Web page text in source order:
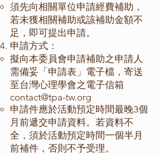
須先向相關單位申請經費補助，
若未獲相關補助或該補助金額不
足，即可提出申請。
申請方式：
擬向本委員會申請補助之申請人
需備妥「申請表」電子檔，寄送
至台灣心理學會之電子信箱
contact@tpa-tw.org
申請件應於活動預定時間最晚3個
月前遞交申請資料。若資料不
全，須於活動預定時間一個半月
前補件，否則不予受理。